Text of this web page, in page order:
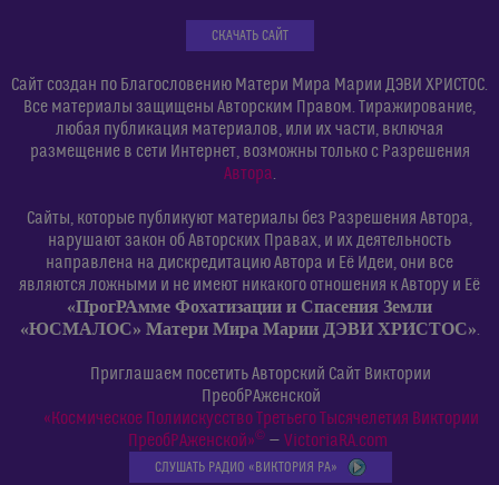
СКАЧАТЬ САЙТ
Сайт создан по Благословению Матери Мира Марии ДЭВИ ХРИСТОС.
Все материалы защищены Авторским Правом. Тиражирование,
любая публикация материалов, или их части, включая
размещение в сети Интернет, возможны только с Разрешения
Автора.
Сайты, которые публикуют материалы без Разрешения Автора,
нарушают закон об Авторских Правах, и их деятельность
направлена на дискредитацию Автора и Её Идеи, они все
являются ложными и не имеют никакого отношения к Автору и Её
«ПрогРАмме Фохатизации и Спасения Земли
«ЮСМАЛОС» Матери Мира Марии ДЭВИ ХРИСТОС».
Приглашаем посетить Авторский Сайт Виктории
ПреобРАженской
«Космическое Полиискусство Третьего Тысячелетия Виктории
ПреобРАженской»©— VictoriaRA.com
СЛУШАТЬ РАДИО «ВИКТОРИЯ РА»